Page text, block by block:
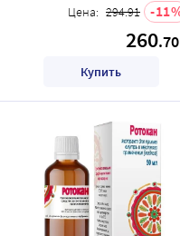
Цена: 294.91 11
260.70
Купить